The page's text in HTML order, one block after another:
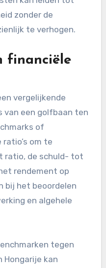
zonder de
te verhogen.
financiële
vergelijkende
van een golfbaan ten
of
om te
ratio, de schuld- tot
rendement op
bij het beoordelen
en algehele
tegen
Hongarije kan